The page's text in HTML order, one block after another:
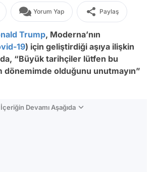
Yorum Yap Paylaş
Trump, Moderna’nın
19) için geliştirdiği aşıya ilişkin
“Büyük tarihçiler lütfen bu
dönemimde olduğunu unutmayın”
İçeriğin Devamı Aşağıda